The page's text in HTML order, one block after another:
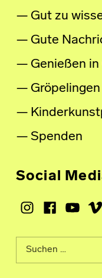
Gut zu
Gute
Genießen
Spenden
Social
Instagram
Facebook
Suche nach: